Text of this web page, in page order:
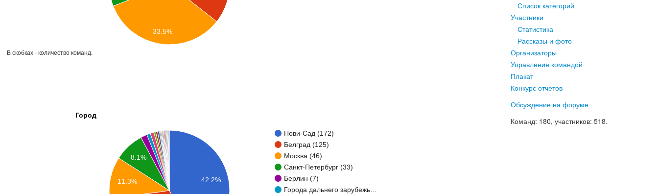
Список категорий
Участники
Статистика
Рассказы и фото
Организаторы
Управление командой
Плакат
Конкурс отчетов
Обсуждение на форуме
Команд: 180, участников: 518.
33.5%
В скобках - количество команд.
Город
Нови-Сад (172)
Белград (125)
Москва (46)
Санкт-Петербург (33)
Берлин (7)
Города дальнего зарубежь…
42.2%
8.1%
11.3%